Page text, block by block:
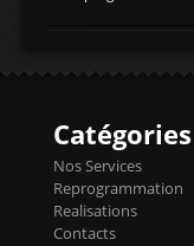
Injecteurs
précise et
basculer de la
l'aide du flashpro
Reprog SP 98
450€ TTC Un gain
Catégories
Nos Services
Reprogrammation
Realisations
Contacts